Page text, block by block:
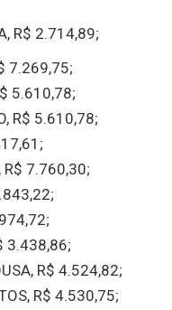
R$ 2.714,89;
7.269,75;
5.610,78;
R$ 5.610,78;
R$ 7.760,30;
3.438,86;
R$ 4.524,82;
R$ 4.530,75;